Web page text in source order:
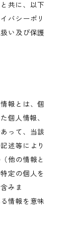
共に、以下
バシーポリ
い及び保護
報とは、個
個人情報、
って、当該
述等により
他の情報と
定の個人を
みま
情報を意味